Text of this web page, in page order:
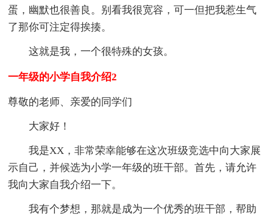
蛋，幽默也很善良。别看我很宽容，可一但把我惹生气
了那你可注定得挨揍。
这就是我，一个很特殊的女孩。
一年级的小学自我介绍2
尊敬的老师、亲爱的同学们
大家好！
我是XX，非常荣幸能够在这次班级竞选中向大家展
示自己，并候选为小学一年级的班干部。首先，请允许
我向大家自我介绍一下。
我有个梦想，那就是成为一个优秀的班干部，帮助